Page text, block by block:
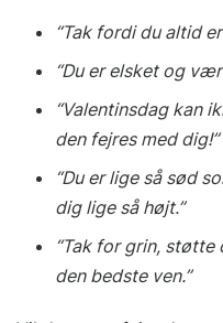
“Tak fordi du altid
“Du er elsket og
“Valentinsdag kan
den fejres med dig!”
“Du er lige så sød
dig lige så højt.”
“Tak for grin, støtte
den bedste ven.”